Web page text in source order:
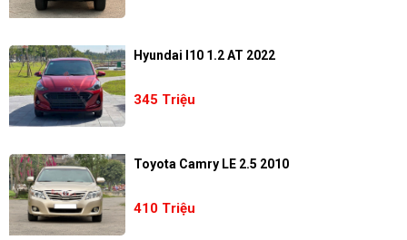
Hyundai I10 1.2 AT 2022
345 Triệu
Toyota Camry LE 2.5 2010
410 Triệu